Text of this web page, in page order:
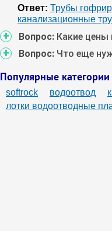
Ответ: Трубы
канализационные
Вопрос: Какие
Вопрос: Что еще
Популярные категории
softrock водоотвод
лотки водоотводные